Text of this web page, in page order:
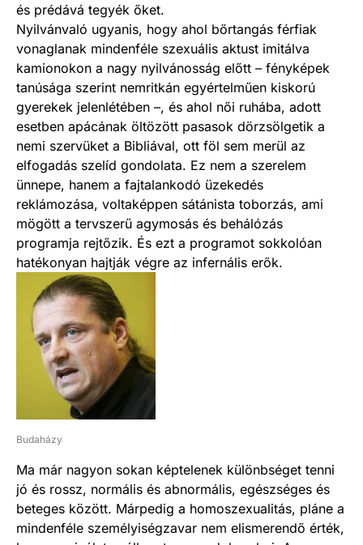
és prédává tegyék őket.
Nyilvánvaló ugyanis, hogy ahol bőrtangás férfiak
vonaglanak mindenféle szexuális aktust imitálva
kamionokon a nagy nyilvánosság előtt – fényképek
tanúsága szerint nemritkán egyértelműen kiskorú
gyerekek jelenlétében –, és ahol női ruhába, adott
esetben apácának öltözött pasasok dörzsölgetik a
nemi szervüket a Bibliával, ott föl sem merül az
elfogadás szelíd gondolata. Ez nem a szerelem
ünnepe, hanem a fajtalankodó üzekedés
reklámozása, voltaképpen sátánista toborzás, ami
mögött a tervszerű agymosás és behálózás
programja rejtőzik. És ezt a programot sokkolóan
hatékonyan hajtják végre az infernális erők.
Budaházy
Ma már nagyon sokan képtelenek különbséget tenni
jó és rossz, normális és abnormális, egészséges és
beteges között. Márpedig a homoszexualitás, pláne a
mindenféle személyiségzavar nem elismerendő érték,